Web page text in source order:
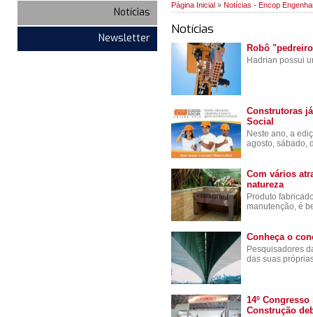
Notícias
Newsletter
Página Inicial » Notícias - Encop
Notícias
Robô
Hadrian possui
Construtoras
Social
Neste ano, a
agosto, sábado,
Com vários
natureza
Produto
manutenção, é
Conheça o
Pesquisadores
das suas
14º
Construção